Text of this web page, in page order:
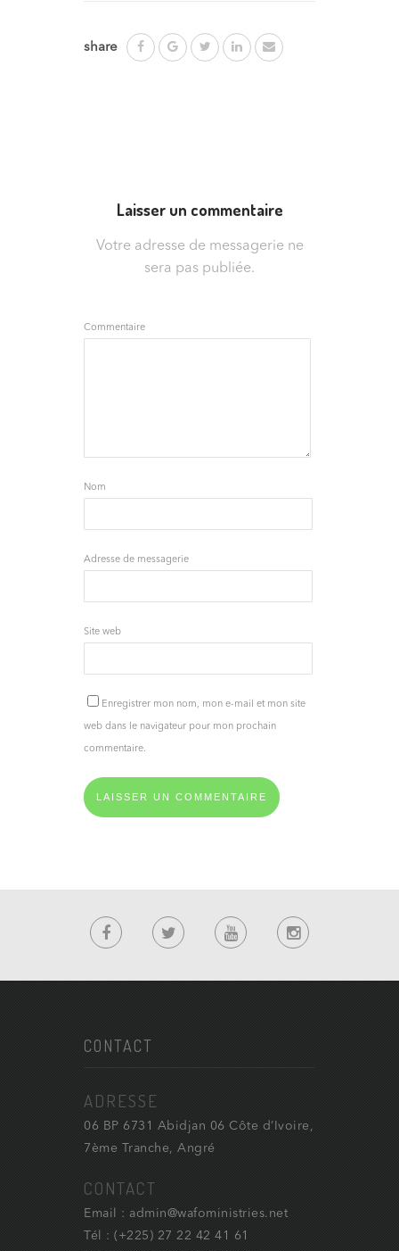
share
Laisser un commentaire
Votre adresse de messagerie ne
sera pas publiée.
Commentaire
Nom
Adresse de messagerie
Site web
Enregistrer mon nom, mon e-mail et mon site
web dans le navigateur pour mon prochain
commentaire.
CONTACT
ADRESSE
06 BP 6731 Abidjan 06 Côte d’Ivoire,
7ème Tranche, Angré
CONTACT
Email : admin@wafoministries.net
Tél : (+225) 27 22 42 41 61